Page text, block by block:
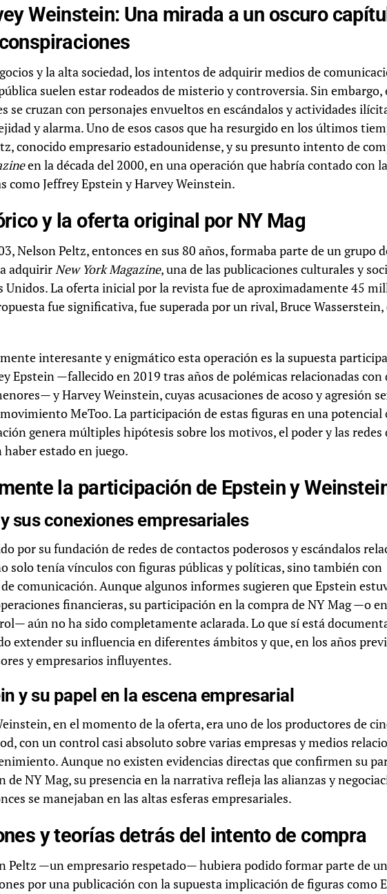
Weinstein: Una mirada a un oscuro
y la alta sociedad, los intentos de adquirir medios de
suelen estar rodeados de misterio y controversia. Sin embargo,
se cruzan con personajes envueltos en escándalos y actividades
y alarma. Uno de esos casos que ha resurgido en los últimos
conocido empresario estadounidense, y su presunto intento de
en la década del 2000, en una operación que habría contado con la
como Jeffrey Epstein y Harvey Weinstein.
y la oferta original por NY Mag
Nelson Peltz, entonces en sus 80 años, formaba parte de un grupo
adquirirNew York Magazine, una de las publicaciones culturales y
Unidos. La oferta inicial por la revista fue de aproximadamente 45
fue significativa, fue superada por un rival, Bruce
interesante y enigmático esta operación es la supuesta
Epstein —fallecido en 2019 tras años de polémicas relacionadas con
y Harvey Weinstein, cuyas acusaciones de acoso y agresión
MeToo. La participación de estas figuras en una potencial
genera múltiples hipótesis sobre los motivos, el poder y las redes
estado en juego.
la participación de Epstein y
sus conexiones empresariales
por su fundación de redes de contactos poderosos y escándalos
solo tenía vínculos con figuras públicas y políticas, sino también con
comunicación. Aunque algunos informes sugieren que Epstein
financieras, su participación en la compra de NY Mag —o
aún no ha sido completamente aclarada. Lo que sí está
extender su influencia en diferentes ámbitos y que, en los años
y empresarios influyentes.
y su papel en la escena empresarial
en el momento de la oferta, era uno de los productores de
con un control casi absoluto sobre varias empresas y medios
Aunque no existen evidencias directas que confirmen su
de NY Mag, su presencia en la narrativa refleja las alianzas y
se manejaban en las altas esferas empresariales.
y teorías detrás del intento de compra
Peltz —un empresario respetado— hubiera podido formar parte de
por una publicación con la supuesta implicación de figuras como